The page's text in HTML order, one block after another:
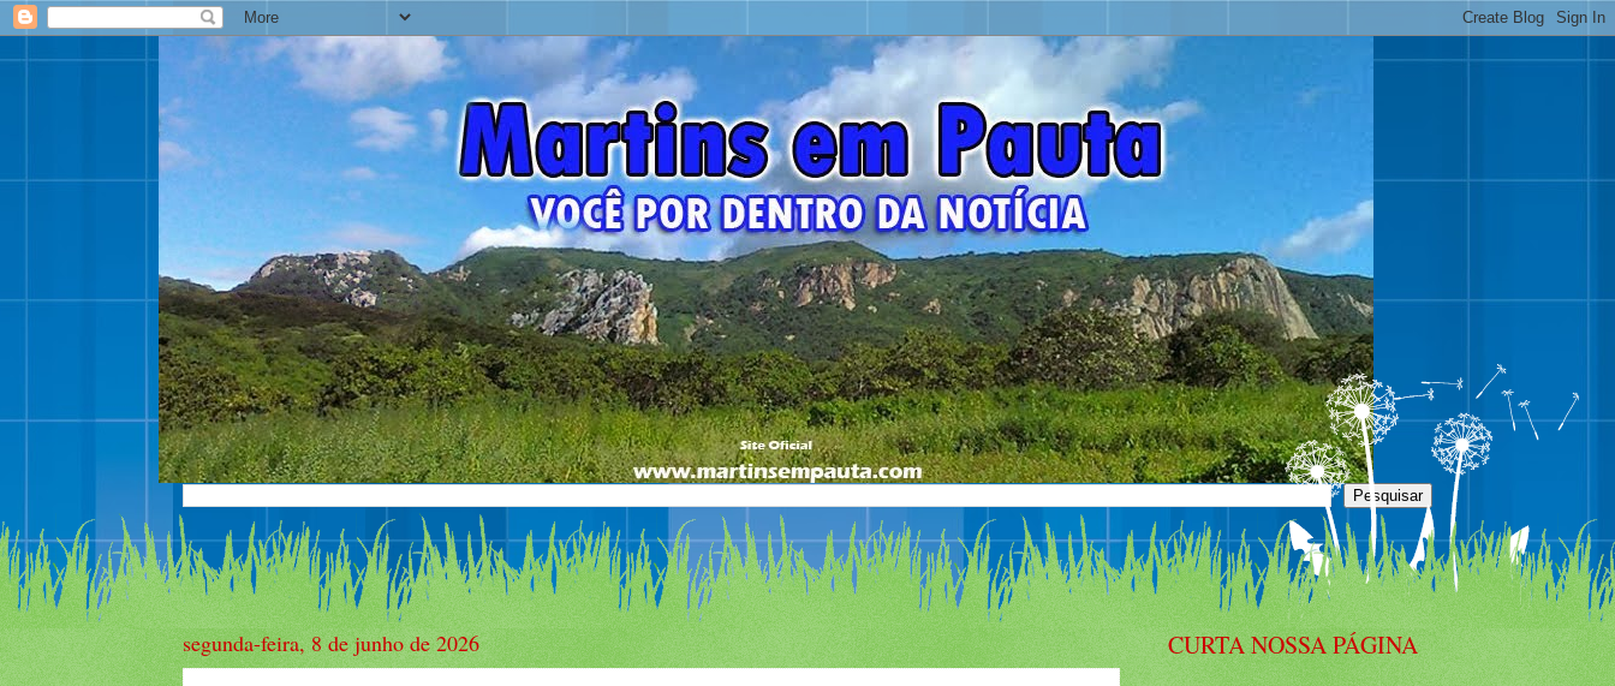
segunda-feira, 8 de junho de 2026 CURTA NOSSA PÁGINA